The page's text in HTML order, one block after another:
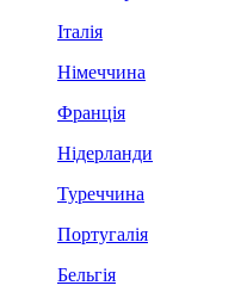
Італія
Німеччина
Франція
Нідерланди
Туреччина
Португалія
Бельгія